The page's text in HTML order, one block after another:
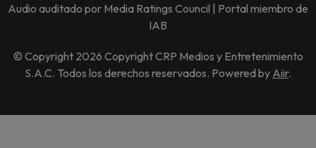
Audio auditado por Media Ratings Council | Portal miembro de
IAB
© Copyright 2026 Copyright CRP Medios y Entretenimiento
S.A.C. Todos los derechos reservados. Powered by Aiir.